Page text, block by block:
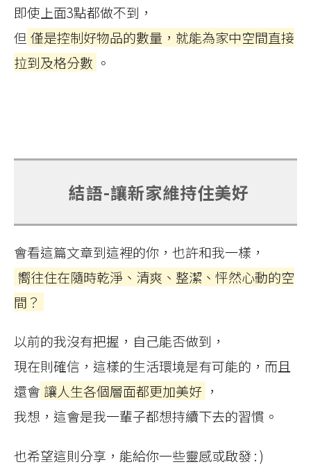
即使上面3點都做不到，
但 僅是控制好物品的數量，就能為家中空間直接
拉到及格分數 。
結語-讓新家維持住美好
會看這篇文章到這裡的你，也許和我一樣，
嚮往住在隨時乾淨、清爽、整潔、怦然心動的空
間？
以前的我沒有把握，自己能否做到，
現在則確信，這樣的生活環境是有可能的，而且
還會 讓人生各個層面都更加美好 ，
我想，這會是我一輩子都想持續下去的習慣。
也希望這則分享，能給你一些靈感或啟發 : )